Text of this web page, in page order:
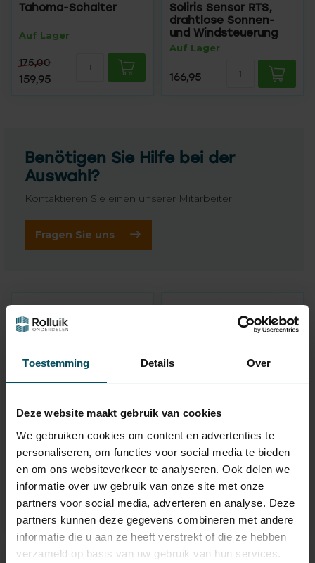
Toestemming Details Over
Deze website maakt gebruik van cookies
We gebruiken cookies om content en advertenties te
personaliseren, om functies voor social media te bieden
en om ons websiteverkeer te analyseren. Ook delen we
informatie over uw gebruik van onze site met onze
partners voor social media, adverteren en analyse. Deze
partners kunnen deze gegevens combineren met andere
informatie die u aan ze heeft verstrekt of die ze hebben
verzameld op basis van uw gebruik van hun services.
Tahoma-Schalter
Auf Lager
175,00
159,95
Soliris Sensor RTS,
drahtlose Sonnen-
und Windsteuerung
Auf Lager
166,95
Benötigen Sie Hilfe bei der
Auswahl?
Kontaktieren Sie einen unserer Mitarbeiter
Fragen Sie uns
SOMFY
LT60 HiPro-Rohrmotor
Auf Lager
219,95
SOMFY
Motorkabel weiß, 4-
adrig (WT)
Auf Lager
14,95